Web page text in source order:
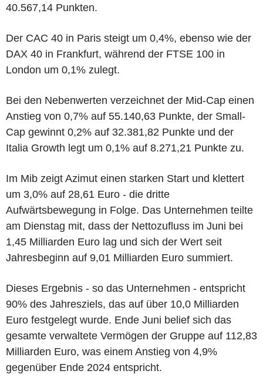
40.567,14 Punkten.
Der CAC 40 in Paris steigt um 0,4%, ebenso wie der
DAX 40 in Frankfurt, während der FTSE 100 in
London um 0,1% zulegt.
Bei den Nebenwerten verzeichnet der Mid-Cap einen
Anstieg von 0,7% auf 55.140,63 Punkte, der Small-
Cap gewinnt 0,2% auf 32.381,82 Punkte und der
Italia Growth legt um 0,1% auf 8.271,21 Punkte zu.
Im Mib zeigt Azimut einen starken Start und klettert
um 3,0% auf 28,61 Euro - die dritte
Aufwärtsbewegung in Folge. Das Unternehmen teilte
am Dienstag mit, dass der Nettozufluss im Juni bei
1,45 Milliarden Euro lag und sich der Wert seit
Jahresbeginn auf 9,01 Milliarden Euro summiert.
Dieses Ergebnis - so das Unternehmen - entspricht
90% des Jahresziels, das auf über 10,0 Milliarden
Euro festgelegt wurde. Ende Juni belief sich das
gesamte verwaltete Vermögen der Gruppe auf 112,83
Milliarden Euro, was einem Anstieg von 4,9%
gegenüber Ende 2024 entspricht.